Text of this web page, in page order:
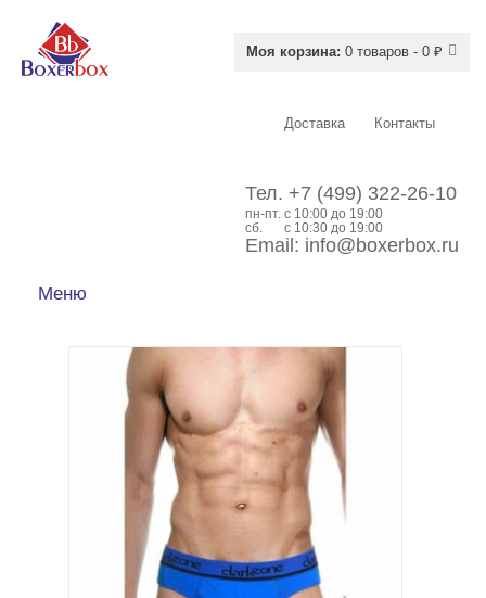
Моя корзина: 0 товаров - 0 ₽
Доставка Контакты
Тел. +7 (499) 322-26-10
пн-пт. c 10:00 до 19:00
сб.
с 10:30 до 19:00
Email: info@boxerbox.ru
Меню